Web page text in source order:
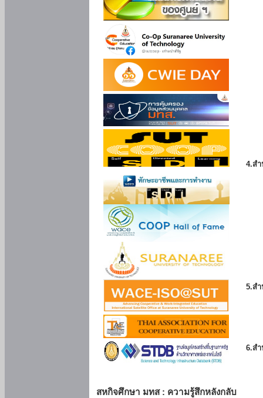
สหกิจศึกษา มทส : ความรู้สึกหลังกลับ
4.ส
5.ส
6.ส